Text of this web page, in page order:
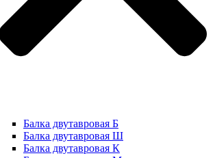
Балка двутавровая Б
Балка двутавровая Ш
Балка двутавровая К